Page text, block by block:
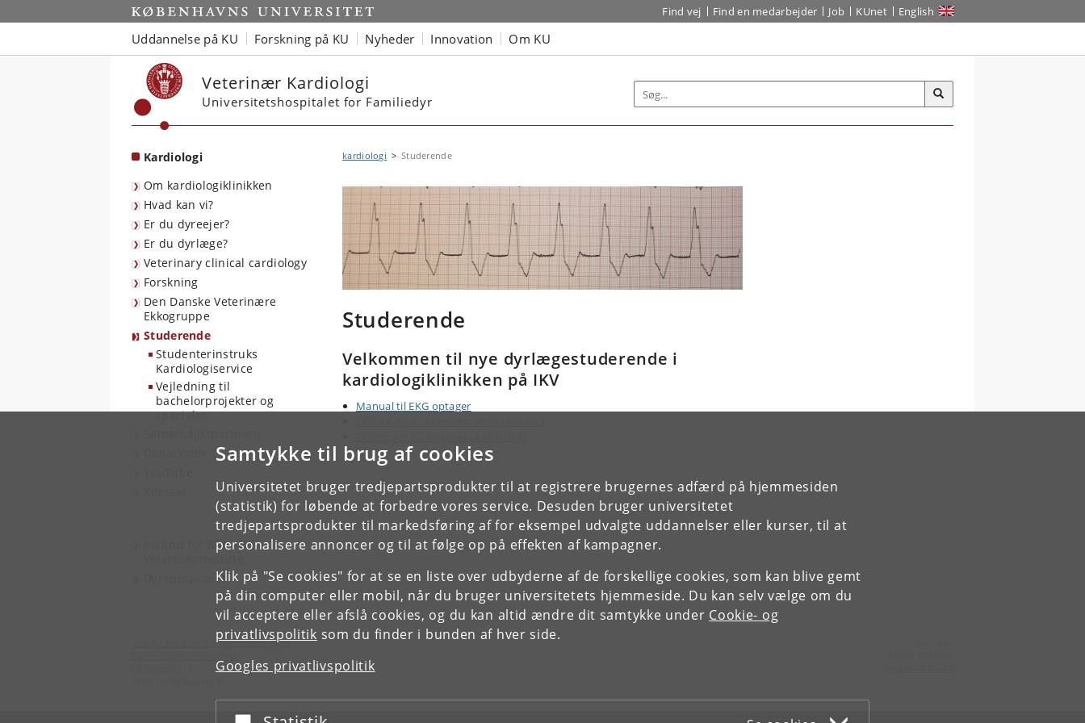
Samtykke til brug af cookies
Universitetet bruger tredjepartsprodukter til at registrere brugernes adfærd på hjemmesiden
(statistik) for løbende at forbedre vores service. Desuden bruger universitetet
tredjepartsprodukter til markedsføring af for eksempel udvalgte uddannelser eller kurser, til at
personalisere annoncer og til at følge op på effekten af kampagner.
Klik på "Se cookies" for at se en liste over udbyderne af de forskellige cookies, som kan blive gemt
på din computer eller mobil, når du bruger universitetets hjemmeside. Du kan selv vælge om du
vil acceptere eller afslå cookies, og du kan altid ændre dit samtykke under Cookie- og
privatlivspolitik som du finder i bunden af hver side.
Googles privatlivspolitik
Start Find vej Find en medarbejder Job KUnet English
Uddannelse på KU Forskning på KU Nyheder Innovation Om KU
Veterinær Kardiologi
Universitetshospitalet for Familiedyr
Kardiologi
Om kardiologiklinikken
Hvad kan vi?
Er du dyreejer?
Er du dyrlæge?
Veterinary clinical cardiology
Forskning
Den Danske Veterinære
Ekkogruppe
Studerende
Studenterinstruks
Kardiologiservice
Vejledning til
bachelorprojekter og
specialer
Institut for Klinisk
Dyrehospitalet
kardiologi Studerende
Studerende
Velkommen til nye dyrlægestuderende i
kardiologiklinikken på IKV
Manual til EKG optager
Institut for Klinisk Veterinærmedicin